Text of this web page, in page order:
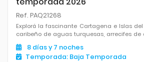
Ref. PAQ21268
Explorá la fascinante Cartagena e Islas
caribeño de aguas turquesas, arrecifes
la ciudad amurallada.
8 díasy 7 noches
Temporada: Baja Temporada